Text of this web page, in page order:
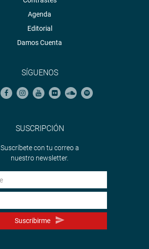
Agenda
Editorial
Damos Cuenta
SÍGUENOS
SUSCRIPCIÓN
Suscríbete con tu correo a
nuestro newsletter.
Suscribirme